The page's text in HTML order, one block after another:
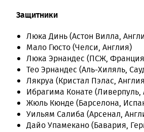
Защитники
Люка Динь (Астон Вилла,
Мало Гюсто (Челси, Англия)
Люка Эрнандес (ПСЖ,
Тео Эрнандес (Аль-Хиляль,
Лякруа (Кристал Пэлас,
Ибрагима Конате (Ливерпуль,
Жюль Кюнде (Барселона,
Уильям Салиба (Арсенал,
Дайо Упамекано (Бавария,